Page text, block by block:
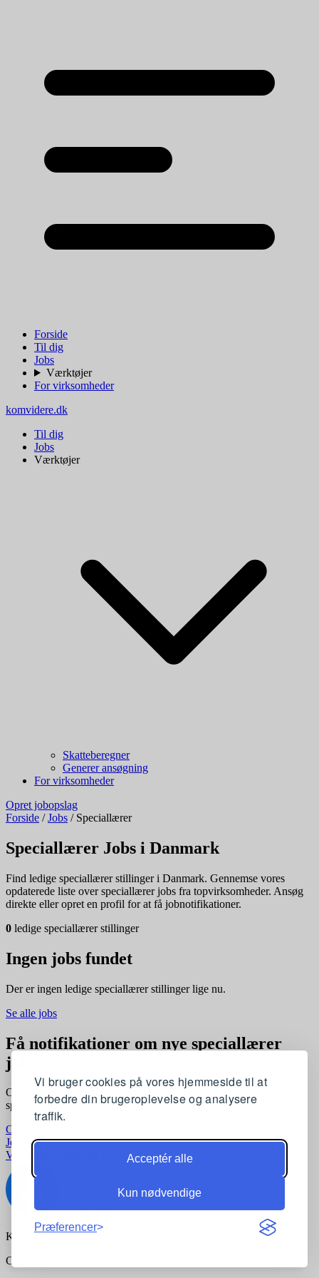
Vi bruger cookies på vores hjemmeside til at
forbedre din brugeroplevelse og analysere
traffik.
Acceptér alle
Kun nødvendige
Præferencer
Forside
Til dig
Jobs
Værktøjer
For virksomheder
komvidere.dk
Til dig
Jobs
Værktøjer
Skatteberegner
Generer ansøgning
For virksomheder
Opret jobopslag
Forside / Jobs / Speciallærer
Speciallærer Jobs i Danmark
Find ledige speciallærer stillinger i Danmark. Gennemse vores
opdaterede liste over speciallærer jobs fra topvirksomheder. Ansøg
direkte eller opret en profil for at få jobnotifikationer.
0 ledige speciallærer stillinger
Ingen jobs fundet
Der er ingen ledige speciallærer stillinger lige nu.
Se alle jobs
Få notifikationer om nye speciallærer
jobs
Opret en profil og få automatisk besked, når der kommer nye
speciallærer stillinger, der matcher dine præferencer
Opret profil gratis
Jobkategorier Joblokationer For virksomheder
Vilkår og betingelser
Privatlivspolitik
Kontakt:support@komvidere.dk
Copyright © 2026 komvidere.dk. Alle rettigheder forbeholdes.